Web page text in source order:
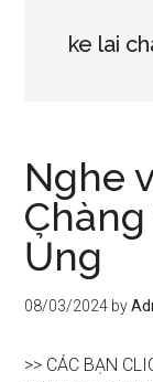
ke lai
Nghe
Ủng
08/03/2024 by
>> CÁC BẠN